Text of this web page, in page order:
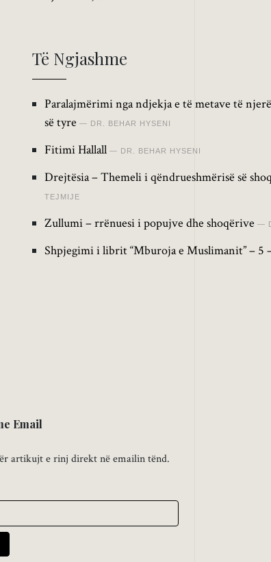
Të Ngjashme
Paralajmërimi nga ndjekja e të metave të
së tyre
DR. BEHAR HYSENI
Fitimi Hallall DR. BEHAR HYSENI
Drejtësia – Themeli i qëndrueshmërisë së
TEJMIJE
Zullumi – rrënuesi i popujve dhe shoqërive
Shpjegimi i librit “Mburoja e Muslimanit” – 5
Email
artikujt e rinj direkt në emailin tënd.